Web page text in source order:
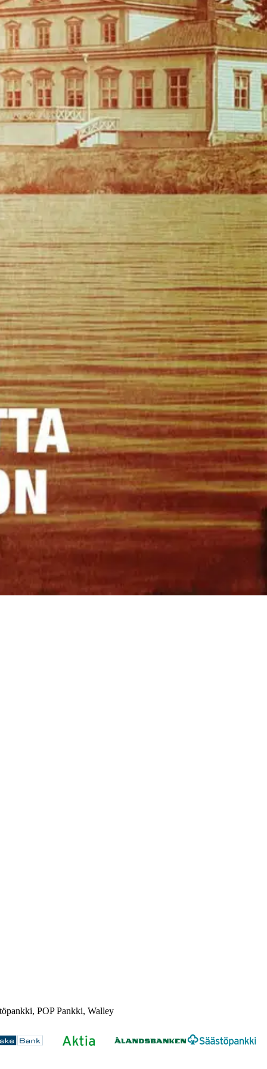
nimettömät kirjeet suorastaan pakottavat hänet poliisin avuksi.
ulkomaanmatkoja aina kaukomaita myöten. Mutta kuka oikein on
on löydetty surmatun naisen ruumis. Onko uudella
kirjeviestin. Aikanaan seuraa toinen, ja kolmannen viestin
Kolme viestiä on sarjan kymmenes teos.
POP Pankki, Walley